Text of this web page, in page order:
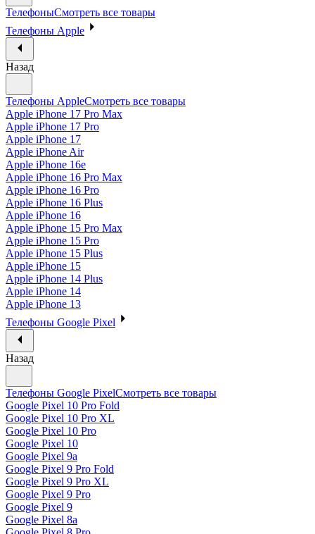
ТелефоныСмотреть все товары
Телефоны Apple
Назад
Телефоны AppleСмотреть все товары
Apple iPhone 17 Pro Max
Apple iPhone 17 Pro
Apple iPhone 17
Apple iPhone Air
Apple iPhone 16e
Apple iPhone 16 Pro Max
Apple iPhone 16 Pro
Apple iPhone 16 Plus
Apple iPhone 16
Apple iPhone 15 Pro Max
Apple iPhone 15 Pro
Apple iPhone 15 Plus
Apple iPhone 15
Apple iPhone 14 Plus
Apple iPhone 14
Apple iPhone 13
Телефоны Google Pixel
Назад
Телефоны Google PixelСмотреть все товары
Google Pixel 10 Pro Fold
Google Pixel 10 Pro XL
Google Pixel 10 Pro
Google Pixel 10
Google Pixel 9a
Google Pixel 9 Pro Fold
Google Pixel 9 Pro XL
Google Pixel 9 Pro
Google Pixel 9
Google Pixel 8a